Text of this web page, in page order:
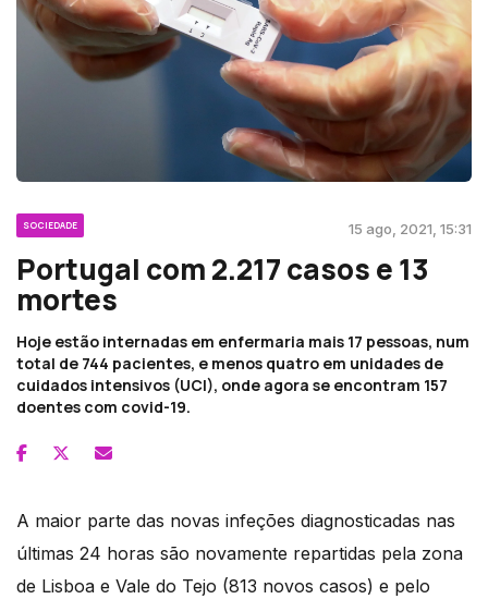
SOCIEDADE 15 ago, 2021, 15:31
Portugal com 2.217 casos e 13
mortes
Hoje estão internadas em enfermaria mais 17 pessoas, num
total de 744 pacientes, e menos quatro em unidades de
cuidados intensivos (UCI), onde agora se encontram 157
doentes com covid-19.
A maior parte das novas infeções diagnosticadas nas
últimas 24 horas são novamente repartidas pela zona
de Lisboa e Vale do Tejo (813 novos casos) e pelo